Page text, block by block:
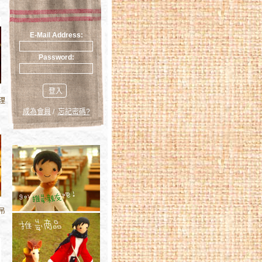
E-Mail Address:
Password:
登入
成為會員 / 忘記密碼?